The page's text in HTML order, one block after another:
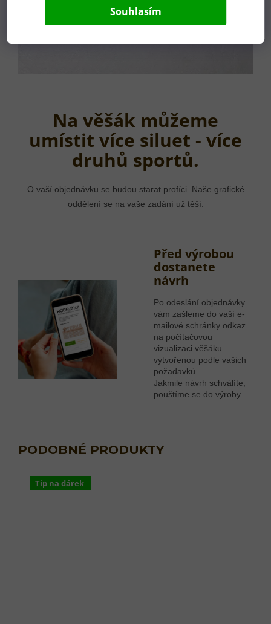
Souhlasím
Na věšák můžeme
umístit více siluet - více
druhů sportů.
O vaší objednávku se budou starat profíci. Naše grafické
oddělení se na vaše zadání už těší.
Před výrobou
dostanete
návrh
Po odeslání objednávky
vám zašleme do vaší e-
mailové schránky odkaz
na počítačovou
vizualizaci věšáku
vytvořenou podle vašich
požadavků.
Jakmile návrh schválíte,
pouštíme se do výroby.
Tip na dárek